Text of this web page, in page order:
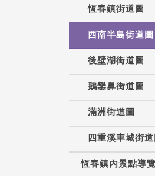
恆春鎮街道圖
西南半島街道圖
後壁湖街道圖
鵝鑾鼻街道圖
滿洲街道圖
四重溪車城街道
恆春鎮內景點導